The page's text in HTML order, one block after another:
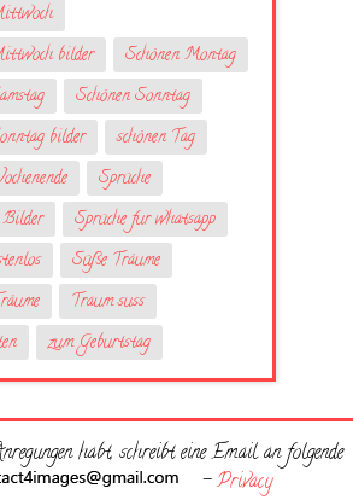
bilder
Schönen Montag
Schönen Sonntag
bilder
schönen Tag
Sprüche
Sprüche fur whatsapp
Süße Träume
Traum suss
zum Geburtstag
habt, schreibt eine Email an folgende
-Privacy